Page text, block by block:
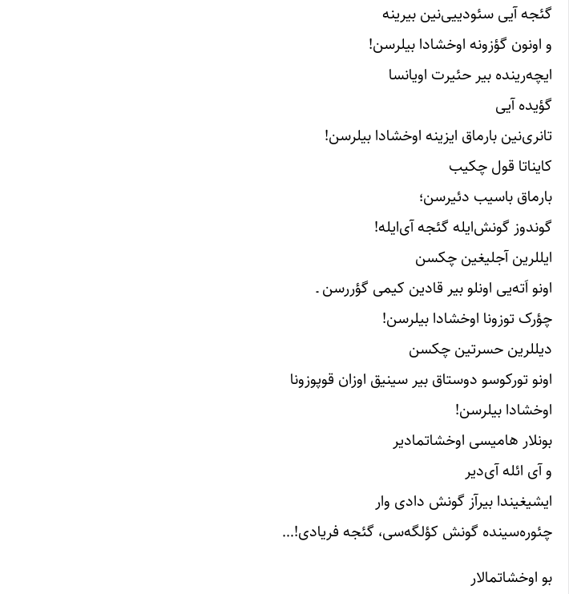
گئجه آیی سئودییی‌نین بیرینه
و اونون گؤزونه اوخشادا بیلرسن!
ایچه‌رینده بیر حئیرت اویانسا
گؤیده آیی
تانری‌نین بارماق ایزینه اوخشادا بیلرسن!
کایناتا قول چکیب
بارماق باسیب دئیرسن؛
گوندوز گونش‌ایله گئجه آی‌ایله!
ایللرین آجلیغین چکسن
اونو اَته‌یی اونلو بیر قادین کیمی گؤررسن ـ
چؤرک توزونا اوخشادا بیلرسن!
دیللرین حسرتین چکسن
اونو تورکوسو دوستاق بیر سینیق اوزان قوپوزونا
اوخشادا بیلرسن!
بونلار هامیسی اوخشاتمادیر
و آی ائله آی‌دیر
ایشیغیندا بیرآز گونش دادی وار
چئوره‌سینده گونش کؤلگه‌سی، گئجه فریادی!…
بو اوخشاتمالار